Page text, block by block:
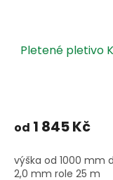
Pletené pletivo
od 1 845 Kč
výška od 1000 mm
2,0 mm role 25 m